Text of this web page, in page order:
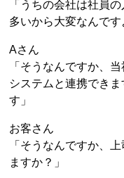
「うちの会社は社員
多いから大変なんです
Aさん
「そうなんですか、
システムと連携でき
す」
お客さん
「そうなんですか、
ますか？」